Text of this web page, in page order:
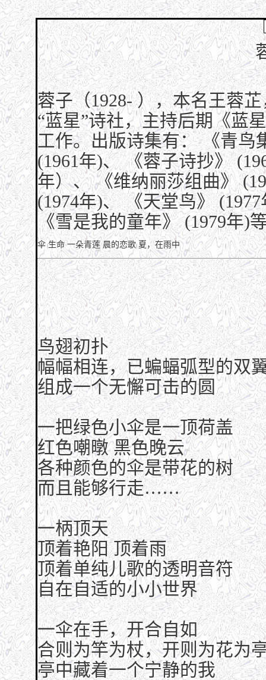
蓉子（1928- ），本名王蓉
“蓝星”诗社，主持后期《蓝
工作。出版诗集有： 《青鸟
(1961年)、 《蓉子诗抄》
年）、 《维纳丽莎组曲》
(1974年)、 《天堂鸟》
《雪是我的童年》 (1979年)
伞 生命 一朵青莲 晨的恋歌 夏，在雨中
鸟翅初扑
幅幅相连，已蝙蝠弧型的双
组成一个无懈可击的圆
一把绿色小伞是一顶荷盖
红色嘲暾 黑色晚云
各种颜色的伞是带花的树
而且能够行走……
一柄顶天
顶着艳阳 顶着雨
顶着单纯儿歌的透明音符
自在自适的小小世界
一伞在手，开合自如
合则为竿为杖，开则为花为
亭中藏着一个宁静的我